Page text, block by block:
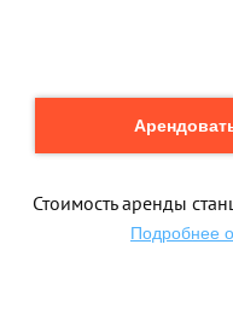
Стоимость аренды
Подробнее